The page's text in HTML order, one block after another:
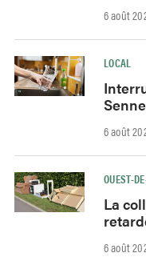
6 août
LOCAL
6 août
OUEST-
La
6 août